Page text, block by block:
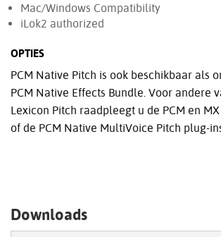
Mac/Windows Compatibility
iLok2 authorized
OPTIES
PCM Native Pitch is ook beschikbaar als
PCM Native Effects Bundle. Voor andere
Lexicon Pitch raadpleegt u de PCM en
of de PCM Native MultiVoice Pitch plug-
Downloads